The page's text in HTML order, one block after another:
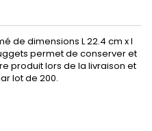
de dimensions L 22.4 cm x l
permet de conserver et
produit lors de la livraison et
lot de 200.